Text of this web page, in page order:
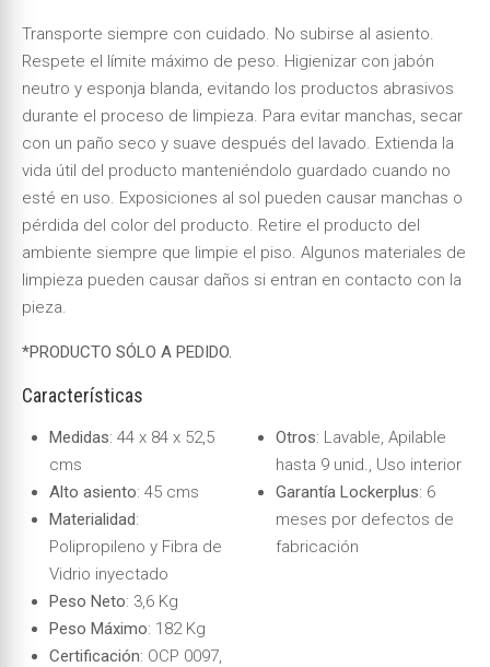
Transporte siempre con cuidado. No subirse al asiento.
Respete el límite máximo de peso. Higienizar con jabón
neutro y esponja blanda, evitando los productos abrasivos
durante el proceso de limpieza. Para evitar manchas, secar
con un paño seco y suave después del lavado. Extienda la
vida útil del producto manteniéndolo guardado cuando no
esté en uso. Exposiciones al sol pueden causar manchas o
pérdida del color del producto. Retire el producto del
ambiente siempre que limpie el piso. Algunos materiales de
limpieza pueden causar daños si entran en contacto con la
pieza.
*PRODUCTO SÓLO A PEDIDO.
Características
Medidas: 44 x 84 x 52,5
cms
Alto asiento: 45 cms
Materialidad:
Polipropileno y Fibra de
Vidrio inyectado
Peso Neto: 3,6 Kg
Peso Máximo: 182 Kg
Certificación: OCP 0097,
Otros: Lavable, Apilable
hasta 9 unid., Uso interior
Garantía Lockerplus: 6
meses por defectos de
fabricación